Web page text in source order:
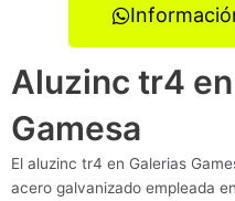
Aluzinc tr4
Gamesa
El aluzinc tr4 en Galerias
acero galvanizado empleada